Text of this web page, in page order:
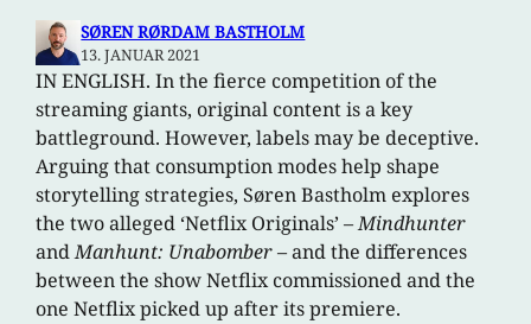
SØREN RØRDAM BASTHOLM
13. JANUAR 2021
IN ENGLISH. In the fierce competition of the
streaming giants, original content is a key
battleground. However, labels may be deceptive.
Arguing that consumption modes help shape
storytelling strategies, Søren Bastholm explores
the two alleged ‘Netflix Originals’ –Mindhunter
andManhunt: Unabomber– and the differences
between the show Netflix commissioned and the
one Netflix picked up after its premiere.